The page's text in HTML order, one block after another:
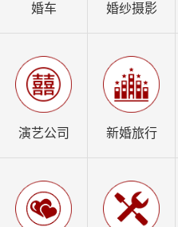
婚车 婚纱摄影
演艺公司 新婚旅行